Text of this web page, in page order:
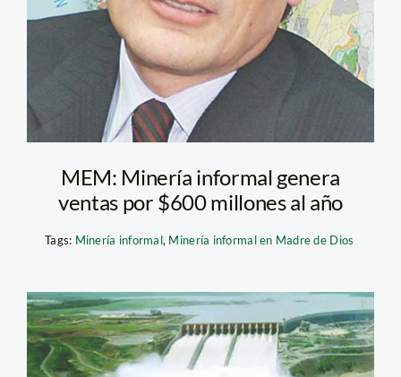
MEM: Minería informal genera
ventas por $600 millones al año
Tags: Minería informal, Minería informal en Madre de Dios
posible_inambari